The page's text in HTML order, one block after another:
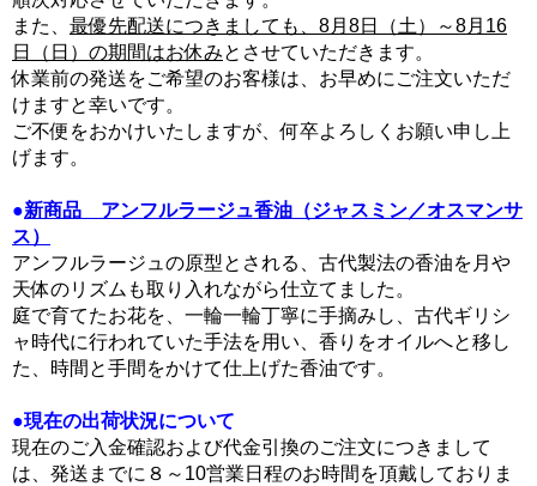
また、 最優先配送につきましても、8月8日（土）～8月16
日（日）の期間はお休みとさせていただきます。
休業前の発送をご希望のお客様は、お早めにご注文いただ
けますと幸いです。
ご不便をおかけいたしますが、何卒よろしくお願い申し上
げます。
●新商品 アンフルラージュ香油（ジャスミン／オスマンサ
ス）
アンフルラージュの原型とされる、古代製法の香油を月や
天体のリズムも取り入れながら仕立てました。
庭で育てたお花を、一輪一輪丁寧に手摘みし、古代ギリシ
ャ時代に行われていた手法を用い、香りをオイルへと移し
た、時間と手間をかけて仕上げた香油です。
●現在の出荷状況について
現在のご入金確認および代金引換のご注文につきまして
は、発送までに８～10営業日程のお時間を頂戴しておりま